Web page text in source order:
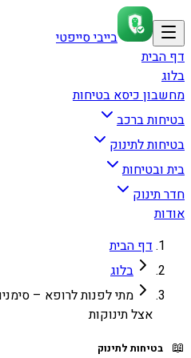
בייבי סייפטי
דף הבית
בלוג
מחשבון כיסא בטיחות
בטיחות ברכב
בטיחות לתינוק
בית ובטיחות
חדר תינוק
אודות
דף הבית
בלוג
מתי לפנות לרופא –
אצל תינוקות
📖
בטיחות לתינוק